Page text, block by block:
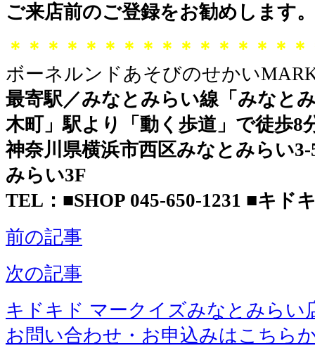
ご来店前のご登録をお勧めします。
＊＊＊＊＊＊＊＊＊＊＊＊＊＊＊
ボーネルンドあそびのせかい
最寄駅／みなとみらい線「みなと
木町」駅より「動く歩道」で徒歩8
神奈川県横浜市西区みなとみらい
みらい3F
TEL：■SHOP 045-650-1231 ■キド
前の記事
次の記事
キドキド マークイズみなとみらい
お問い合わせ・お申込みはこちら